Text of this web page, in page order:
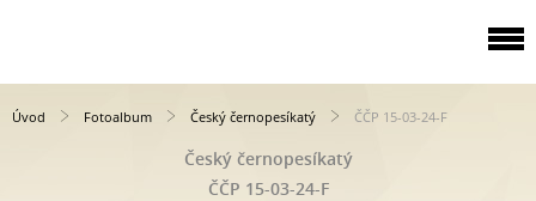
Úvod Fotoalbum Český černopesíkatý ČČP 15-03-24-F
Český černopesíkatý
ČČP 15-03-24-F